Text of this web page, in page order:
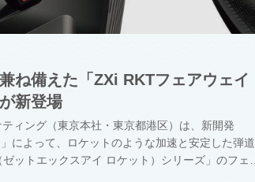
ね備えた「ZXi RKTフェアウェイ
新登場
ィング（東京本社・東京都港区）は、新開発
によって、ロケットのような加速と安定した弾道
ットエックスアイ ロケット）シリーズ」のフェア
年9月12日に発売すると発表した。